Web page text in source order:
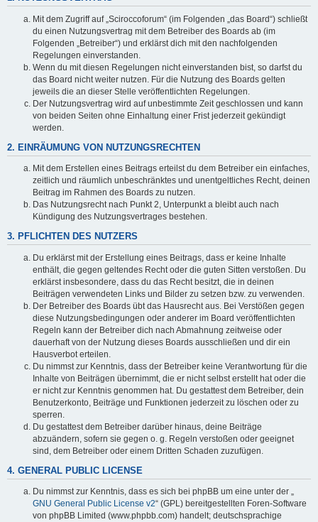
Mit dem Zugriff auf „Sciroccoforum“ (im Folgenden „das Board“) schließt
du einen Nutzungsvertrag mit dem Betreiber des Boards ab (im
Folgenden „Betreiber“) und erklärst dich mit den nachfolgenden
Regelungen einverstanden.
Wenn du mit diesen Regelungen nicht einverstanden bist, so darfst du
das Board nicht weiter nutzen. Für die Nutzung des Boards gelten
jeweils die an dieser Stelle veröffentlichten Regelungen.
Der Nutzungsvertrag wird auf unbestimmte Zeit geschlossen und kann
von beiden Seiten ohne Einhaltung einer Frist jederzeit gekündigt
werden.
2. EINRÄUMUNG VON NUTZUNGSRECHTEN
Mit dem Erstellen eines Beitrags erteilst du dem Betreiber ein einfaches,
zeitlich und räumlich unbeschränktes und unentgeltliches Recht, deinen
Beitrag im Rahmen des Boards zu nutzen.
Das Nutzungsrecht nach Punkt 2, Unterpunkt a bleibt auch nach
Kündigung des Nutzungsvertrages bestehen.
3. PFLICHTEN DES NUTZERS
Du erklärst mit der Erstellung eines Beitrags, dass er keine Inhalte
enthält, die gegen geltendes Recht oder die guten Sitten verstoßen. Du
erklärst insbesondere, dass du das Recht besitzt, die in deinen
Beiträgen verwendeten Links und Bilder zu setzen bzw. zu verwenden.
Der Betreiber des Boards übt das Hausrecht aus. Bei Verstößen gegen
diese Nutzungsbedingungen oder anderer im Board veröffentlichten
Regeln kann der Betreiber dich nach Abmahnung zeitweise oder
dauerhaft von der Nutzung dieses Boards ausschließen und dir ein
Hausverbot erteilen.
Du nimmst zur Kenntnis, dass der Betreiber keine Verantwortung für die
Inhalte von Beiträgen übernimmt, die er nicht selbst erstellt hat oder die
er nicht zur Kenntnis genommen hat. Du gestattest dem Betreiber, dein
Benutzerkonto, Beiträge und Funktionen jederzeit zu löschen oder zu
sperren.
Du gestattest dem Betreiber darüber hinaus, deine Beiträge
abzuändern, sofern sie gegen o. g. Regeln verstoßen oder geeignet
sind, dem Betreiber oder einem Dritten Schaden zuzufügen.
4. GENERAL PUBLIC LICENSE
Du nimmst zur Kenntnis, dass es sich bei phpBB um eine unter der „
GNU General Public License v2“ (GPL) bereitgestellten Foren-Software
von phpBB Limited (www.phpbb.com) handelt; deutschsprachige